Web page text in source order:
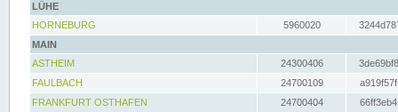
LÜHE
HORNEBURG
5960020
MAIN
ASTHEIM
24300406
FAULBACH
24700109
FRANKFURT OSTHAFEN
24700404